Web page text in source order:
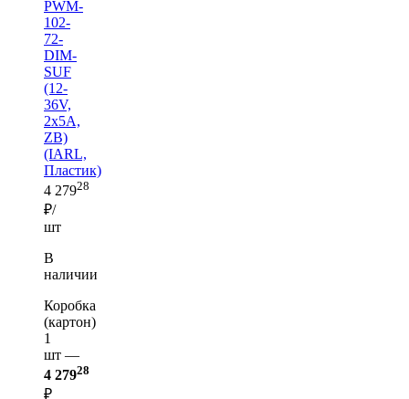
PWM-
102-
72-
DIM-
SUF
(12-
36V,
2x5A,
ZB)
(IARL,
Пластик)
4 27928
₽/
шт
В
наличии
Коробка
(картон)
1
шт —
4 27928
₽